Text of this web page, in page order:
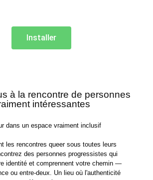
Installer
à la rencontre de personnes
intéressantes
dans un espace vraiment inclusif
les rencontres queer sous toutes leurs
des personnes progressistes qui
identité et comprennent votre chemin —
ou entre-deux. Un lieu où l'authenticité